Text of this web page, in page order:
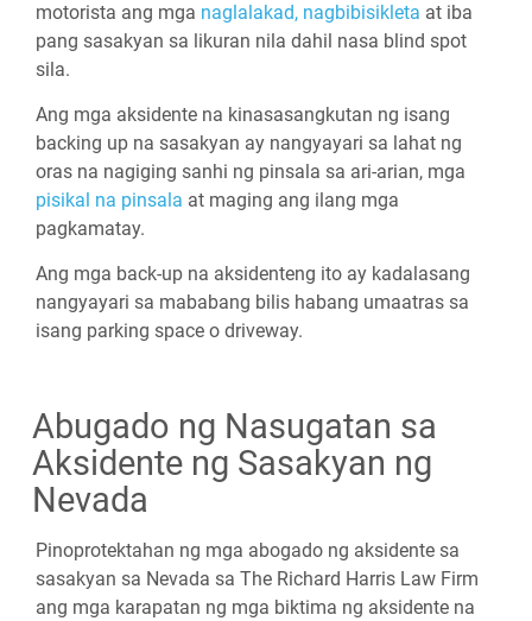
motorista ang mga naglalakad, nagbibisikleta at iba
pang sasakyan sa likuran nila dahil nasa blind spot
sila.
Ang mga aksidente na kinasasangkutan ng isang
backing up na sasakyan ay nangyayari sa lahat ng
oras na nagiging sanhi ng pinsala sa ari-arian, mga
pisikal na pinsala at maging ang ilang mga
pagkamatay.
Ang mga back-up na aksidenteng ito ay kadalasang
nangyayari sa mababang bilis habang umaatras sa
isang parking space o driveway.
Abugado ng Nasugatan sa
Aksidente ng Sasakyan ng
Nevada
Pinoprotektahan ng mga abogado ng aksidente sa
sasakyan sa Nevada sa The Richard Harris Law Firm
ang mga karapatan ng mga biktima ng aksidente na